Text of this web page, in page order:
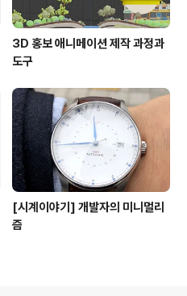
3D 홍보 애니메이션 제작 과정과
도구
[시계이야기] 개발자의 미니멀리
즘